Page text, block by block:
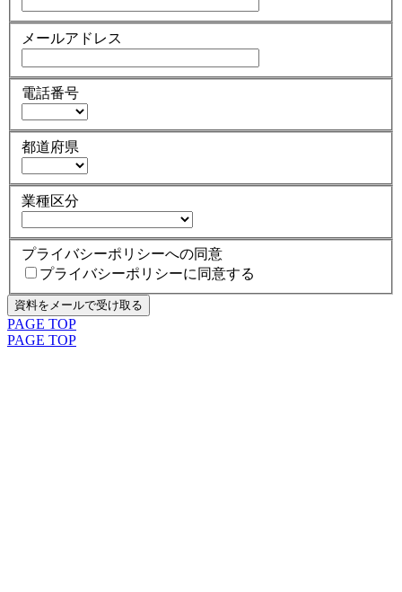
メールアドレス
電話番号
都道府県
業種区分
プライバシーポリシーへの同意
プライバシーポリシーに同意する
PAGE TOP
PAGE TOP